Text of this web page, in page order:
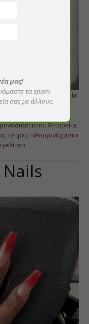
είναι μια κορυφαία
άνοιξη.
Μπορείτε
πέτρες, αλουμινόχαρτο
μας!
τα spam.
σας με άλλους.